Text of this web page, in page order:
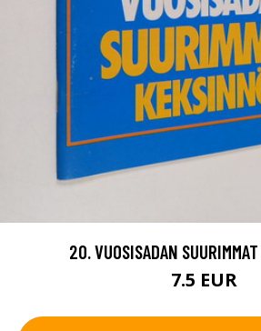
20. VUOSISADAN
7.5 EUR